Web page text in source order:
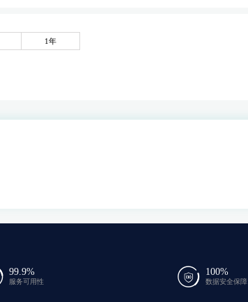
1年
99.9%
服务可用性
100%
数据安全保障